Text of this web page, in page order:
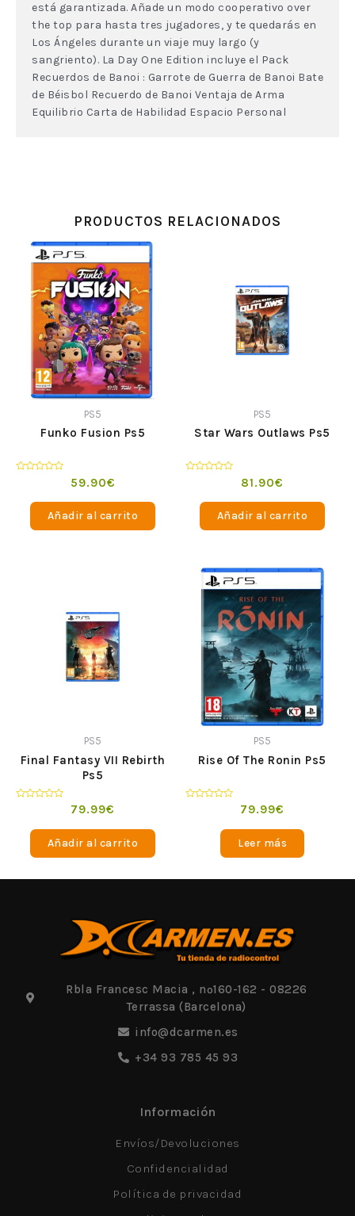
está garantizada. Añade un modo cooperativo over
the top para hasta tres jugadores, y te quedarás en
Los Ángeles durante un viaje muy largo (y
sangriento). La Day One Edition incluye el Pack
Recuerdos de Banoi : Garrote de Guerra de Banoi Bate
de Béisbol Recuerdo de Banoi Ventaja de Arma
Equilibrio Carta de Habilidad Espacio Personal
PRODUCTOS RELACIONADOS
PS5
Funko Fusion Ps5
59.90€
Añadir al carrito
PS5
Star Wars Outlaws Ps5
81.90€
Añadir al carrito
PS5
Final Fantasy VII Rebirth
Ps5
79.99€
Añadir al carrito
PS5
Rise Of The Ronin Ps5
79.99€
Leer más
Rbla Francesc Macia , nº160-162 - 08226
Terrassa (Barcelona)
info@dcarmen.es
+34 93 785 45 93
Información
Envíos/Devoluciones
Confidencialidad
Política de privacidad